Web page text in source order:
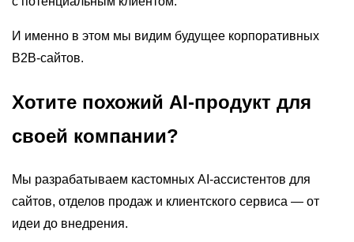
И именно в этом мы видим будущее корпоративных
B2B-сайтов.
Хотите похожий AI-продукт для
своей компании?
Мы разрабатываем кастомных AI-ассистентов для
сайтов, отделов продаж и клиентского сервиса — от
идеи до внедрения.